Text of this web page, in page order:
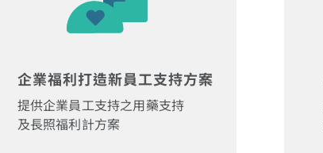
企業福利打造新員工支持方案
提供企業員工支持之用藥支持
及長照福利計方案